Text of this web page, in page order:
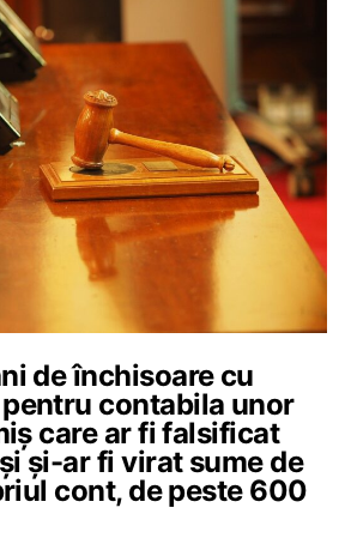
de închisoare cu
contabila unor
care ar fi falsificat
şi-ar fi virat sume de
cont, de peste 600